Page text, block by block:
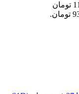
قیمت اصلی: 112,800,000 تومان